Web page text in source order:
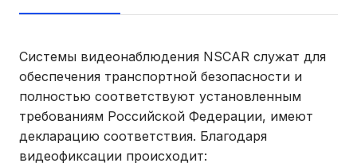
Системы видеонаблюдения NSCAR служат для
обеспечения транспортной безопасности и
полностью соответствуют установленным
требованиям Российской Федерации, имеют
декларацию соответствия. Благодаря
видеофиксации происходит: